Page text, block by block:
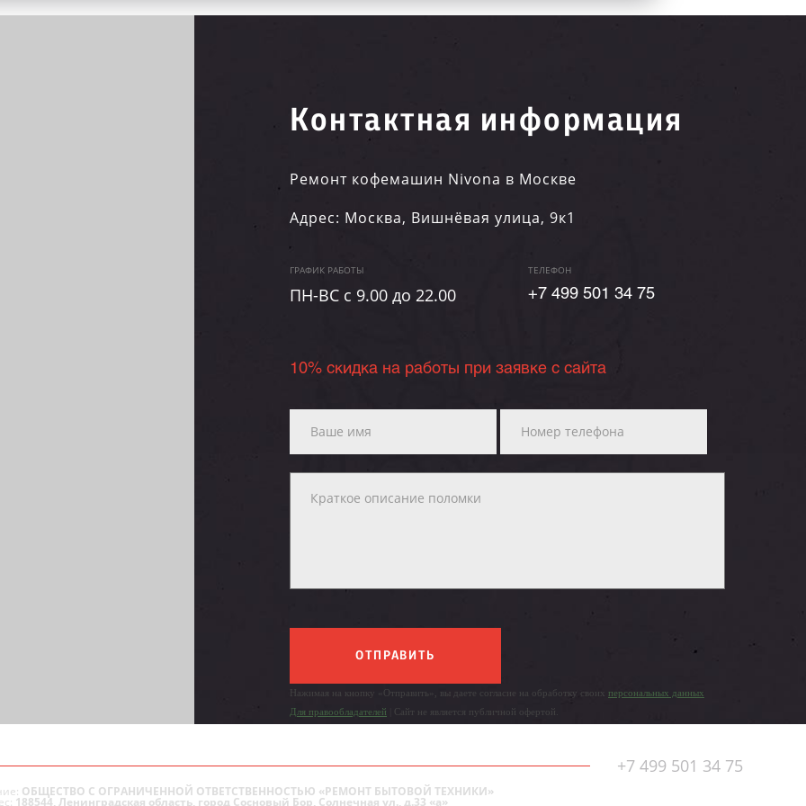
Контактная информация
Ремонт кофемашин Nivona в Москве
Адрес: Москва, Вишнёвая улица, 9к1
ГРАФИК РАБОТЫ
ПН-ВC c 9.00 до 22.00
ТЕЛЕФОН
+7 499 501 34 75
10% скидка на работы при заявке с сайта
ОТПРАВИТЬ
Нажимая на кнопку «Отправить», вы даете согласие на обработку своих персональных данных
Для правообладателей | Сайт не является публичной офертой.
+7 499 501 34 75
ОБЩЕСТВО С ОГРАНИЧЕННОЙ ОТВЕТСТВЕННОСТЬЮ «РЕМОНТ БЫТОВОЙ ТЕХНИКИ»
188544, Ленинградская область, город Сосновый Бор, Солнечная ул., д.33 «а»